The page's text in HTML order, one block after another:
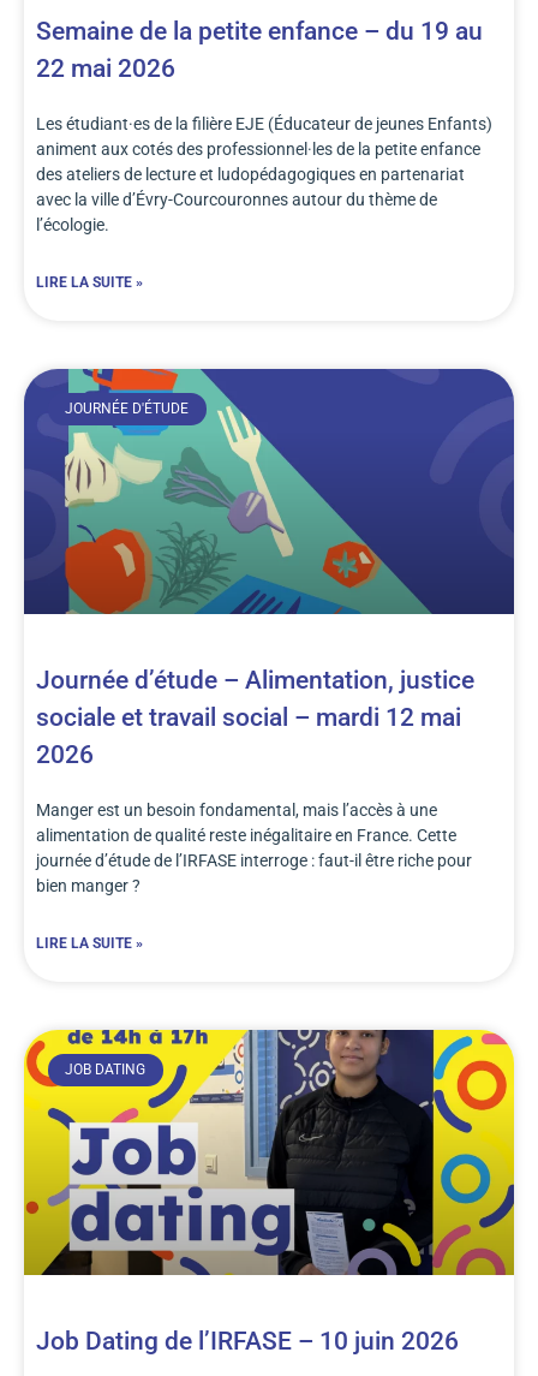
Semaine de la petite enfance – du 19 au
22 mai 2026
Les étudiant·es de la filière EJE (Éducateur de jeunes Enfants)
animent aux cotés des professionnel·les de la petite enfance
des ateliers de lecture et ludopédagogiques en partenariat
avec la ville d’Évry-Courcouronnes autour du thème de
l’écologie.
LIRE LA SUITE »
JOURNÉE D'ÉTUDE
Journée d’étude – Alimentation, justice
sociale et travail social – mardi 12 mai
2026
Manger est un besoin fondamental, mais l’accès à une
alimentation de qualité reste inégalitaire en France. Cette
journée d’étude de l’IRFASE interroge : faut-il être riche pour
bien manger ?
LIRE LA SUITE »
JOB DATING
Job Dating de l’IRFASE – 10 juin 2026